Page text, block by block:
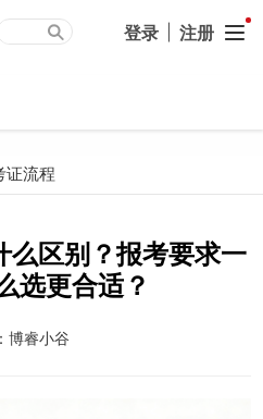
有什么区
样吗？怎么
登录 注册
证流程
么区别？报考要求一
选更合适？
博睿小谷